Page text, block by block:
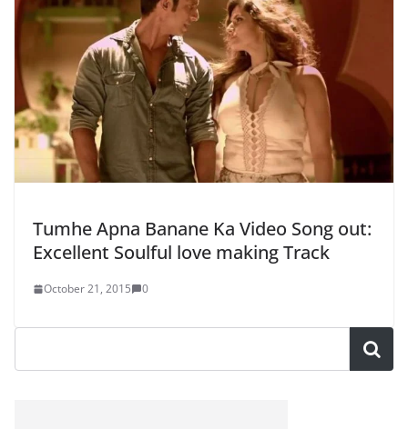
Tumhe Apna Banane Ka Video Song out:
Excellent Soulful love making Track
October 21, 2015 0